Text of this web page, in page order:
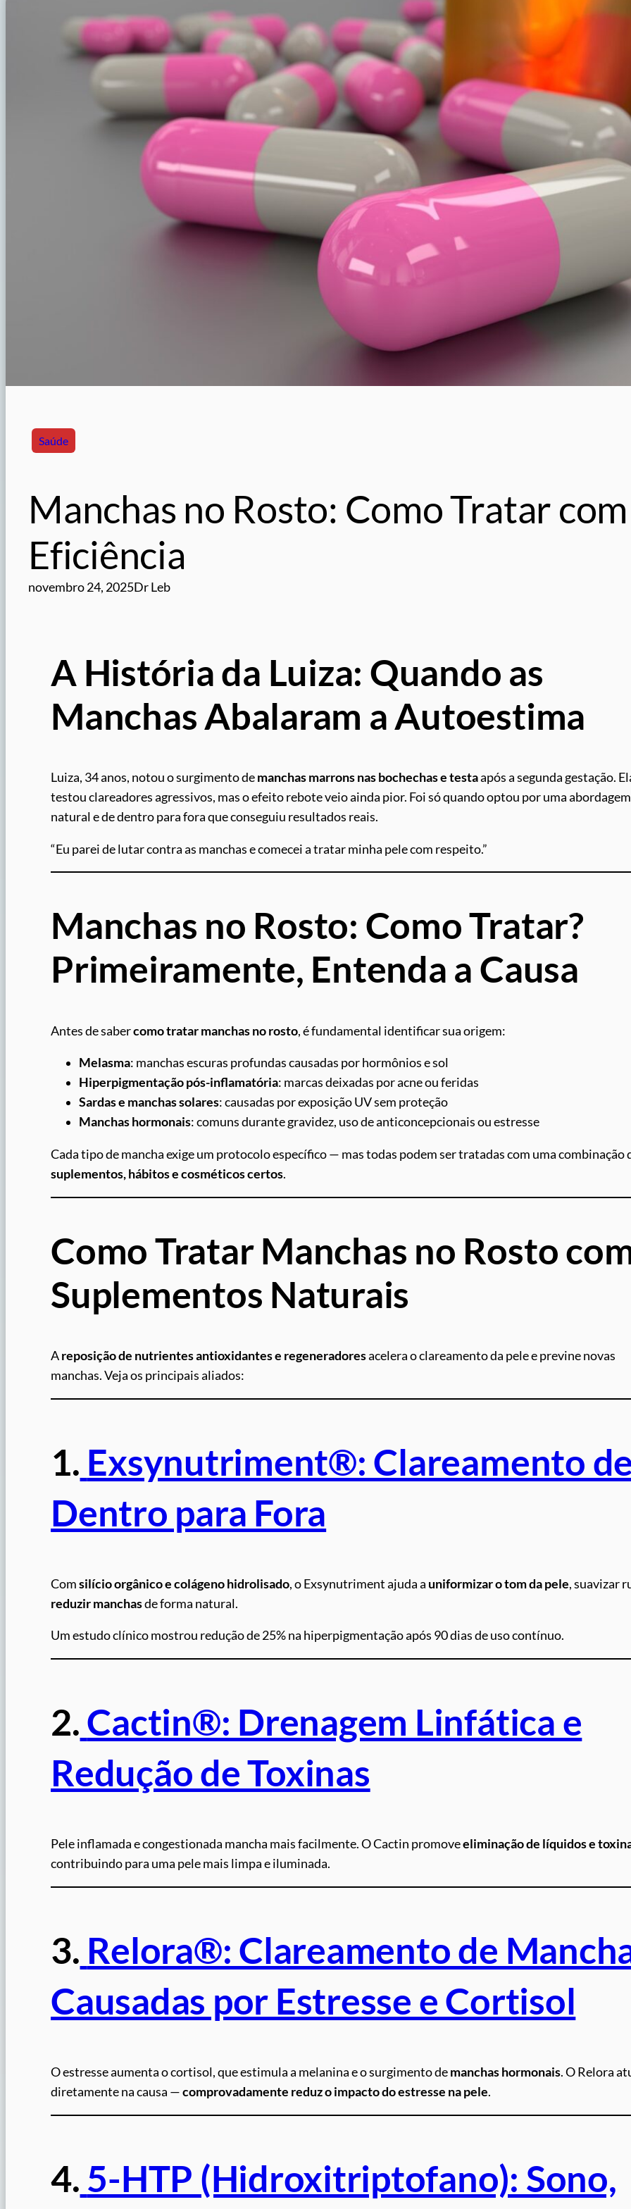
Saúde
Manchas no Rosto: Como Tratar com
Eficiência
novembro 24, 2025Dr Leb
A História da Luiza: Quando as
Manchas Abalaram a Autoestima
Luiza, 34 anos, notou o surgimento demanchas marrons nas bochechas e testaapós a segunda gestação.
testou clareadores agressivos, mas o efeito rebote veio ainda pior. Foi só quando optou por uma abordagem
natural e de dentro para fora que conseguiu resultados reais.
“Eu parei de lutar contra as manchas e comecei a tratar minha pele com respeito.”
Manchas no Rosto: Como Tratar?
Primeiramente, Entenda a Causa
Antes de sabercomo tratar manchas no rosto, é fundamental identificar sua origem:
Melasma: manchas escuras profundas causadas por hormônios e sol
Hiperpigmentação pós-inflamatória: marcas deixadas por acne ou feridas
Sardas e manchas solares: causadas por exposição UV sem proteção
Manchas hormonais: comuns durante gravidez, uso de anticoncepcionais ou estresse
Cada tipo de mancha exige um protocolo específico — mas todas podem ser tratadas com uma combinação
suplementos, hábitos e cosméticos certos.
Como Tratar Manchas no Rosto
Suplementos Naturais
Areposição de nutrientes antioxidantes e regeneradoresacelera o clareamento da pele e previne novas
manchas. Veja os principais aliados:
1. Exsynutriment®: Clareamento
Dentro para Fora
Comsilício orgânico e colágeno hidrolisado, o Exsynutriment ajuda a uniformizar o tom da pele, suavizar
reduzir manchasde forma natural.
Um estudo clínico mostrou redução de 25% na hiperpigmentação após 90 dias de uso contínuo.
2.Cactin®: Drenagem Linfática e
Redução de Toxinas
Pele inflamada e congestionada mancha mais facilmente. O Cactin promoveeliminação de líquidos e
contribuindo para uma pele mais limpa e iluminada.
3. Relora®: Clareamento de
Causadas por Estresse e Cortisol
O estresse aumenta o cortisol, que estimula a melanina e o surgimento demanchas hormonais. O Relora
diretamente na causa —comprovadamente reduz o impacto do estresse na pele.
4. 5-HTP (Hidroxitriptofano): Sono,